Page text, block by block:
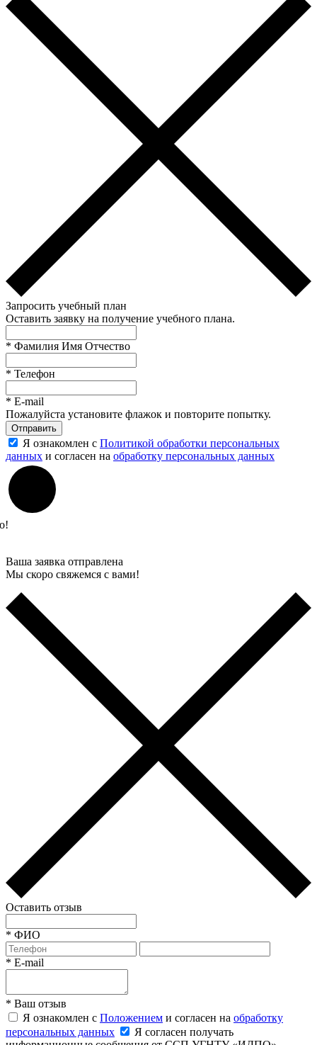
Запросить учебный план
Оставить заявку на получение учебного плана.
* Фамилия Имя Отчество
* Телефон
* E-mail
Пожалуйста установите флажок и повторите попытку.
Отправить
Я ознакомлен с Политикой обработки персональных
данных и согласен на обработку персональных данных
Ваша заявка отправлена
Мы скоро свяжемся с вами!
Оставить отзыв
* ФИО
* E-mail
* Ваш отзыв
Я ознакомлен с Положением и согласен на обработку
персональных данных
Я согласен получать